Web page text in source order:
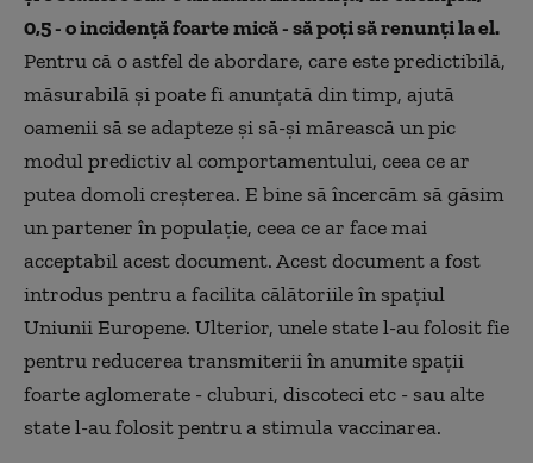
0,5 - o incidență foarte mică - să poți să renunți la el.
Pentru că o astfel de abordare, care este predictibilă,
măsurabilă și poate fi anunțată din timp, ajută
oamenii să se adapteze și să-și mărească un pic
modul predictiv al comportamentului, ceea ce ar
putea domoli creșterea. E bine să încercăm să găsim
un partener în populație, ceea ce ar face mai
acceptabil acest document. Acest document a fost
introdus pentru a facilita călătoriile în spațiul
Uniunii Europene. Ulterior, unele state l-au folosit fie
pentru reducerea transmiterii în anumite spații
foarte aglomerate - cluburi, discoteci etc - sau alte
state l-au folosit pentru a stimula vaccinarea.